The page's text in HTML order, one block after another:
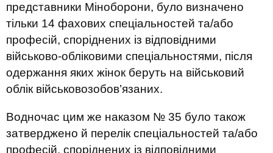
представники Міноборони, було визначено
тільки 14 фахових спеціальностей та/або
професій, споріднених із відповідними
військово-обліковими спеціальностями, після
одержання яких жінок беруть на військовий
облік військовозобов’язаних.
Водночас цим же наказом № 35 було також
затверджено й перелік спеціальностей та/або
професій, споріднених із відповідними